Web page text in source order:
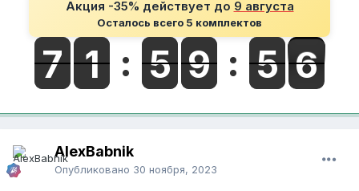
Акция -35% действует до 9 августа
Осталось всего 5 комплектов
AlexBabnik
Опубликовано 30 ноября, 2023